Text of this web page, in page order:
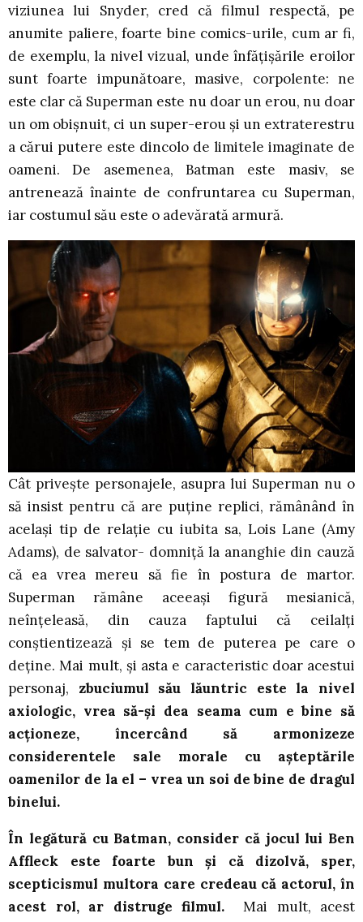
viziunea lui Snyder, cred că filmul respectă, pe
anumite paliere, foarte bine comics-urile, cum ar fi,
de exemplu, la nivel vizual, unde înfățișările eroilor
sunt foarte impunătoare, masive, corpolente: ne
este clar că Superman este nu doar un erou, nu doar
un om obișnuit, ci un super-erou și un extraterestru
a cărui putere este dincolo de limitele imaginate de
oameni. De asemenea, Batman este masiv, se
antrenează înainte de confruntarea cu Superman,
iar costumul său este o adevărată armură.
Cât privește personajele, asupra lui Superman nu o
să insist pentru că are puține replici, rămânând în
același tip de relație cu iubita sa, Lois Lane (Amy
Adams), de salvator- domniță la ananghie din cauză
că ea vrea mereu să fie în postura de martor.
Superman rămâne aceeași figură mesianică,
neînțeleasă, din cauza faptului că ceilalți
conștientizează și se tem de puterea pe care o
deține. Mai mult, și asta e caracteristic doar acestui
personaj, zbuciumul său lăuntric este la nivel
axiologic, vrea să-și dea seama cum e bine să
acționeze, încercând să armonizeze
considerentele sale morale cu așteptările
oamenilor de la el – vrea un soi de bine de dragul
binelui.
În legătură cu Batman, consider că jocul lui Ben
Affleck este foarte bun și că dizolvă, sper,
scepticismul multora care credeau că actorul, în
acest rol, ar distruge filmul. Mai mult, acest